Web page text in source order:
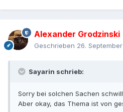
Alexander Grodzinski
Geschrieben 26.
Sayarin schrieb:
Sorry bei solchen Sachen
Aber okay, das Thema ist von